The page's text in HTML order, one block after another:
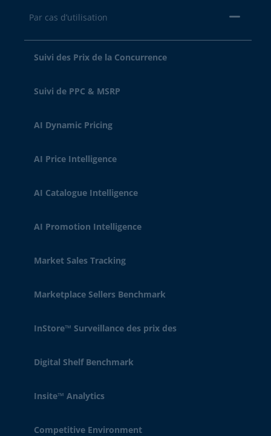
Par cas d’utilisation
Suivi des Prix de la Concurrence
Suivi de PPC & MSRP
AI Dynamic Pricing
AI Price Intelligence
AI Catalogue Intelligence
AI Promotion Intelligence
Market Sales Tracking
Marketplace Sellers Benchmark
InStore™ Surveillance des prix des
Digital Shelf Benchmark
Insite™ Analytics
Competitive Environment